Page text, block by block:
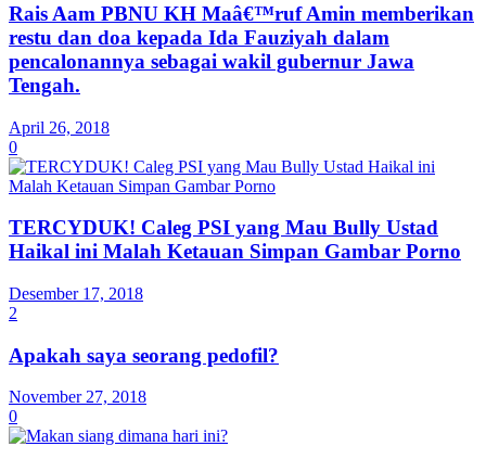
Rais Aam PBNU KH Maâ€™ruf Amin memberikan
restu dan doa kepada Ida Fauziyah dalam
pencalonannya sebagai wakil gubernur Jawa
Tengah.
April 26, 2018
0
TERCYDUK! Caleg PSI yang Mau Bully Ustad
Haikal ini Malah Ketauan Simpan Gambar Porno
Desember 17, 2018
2
Apakah saya seorang pedofil?
November 27, 2018
0